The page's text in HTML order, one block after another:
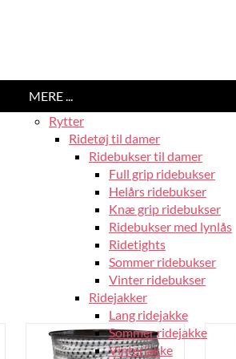
MERE ...
Rytter
Ridetøj til damer
Ridebukser til damer
Full grip ridebukser
Helårs ridebukser
Knæ grip ridebukser
Ridebukser med lynlås
Ridetights
Sommer ridebukser
Vinter ridebukser
Ridejakker
Lang ridejakke
Sommer ridejakke
Vinterjakke